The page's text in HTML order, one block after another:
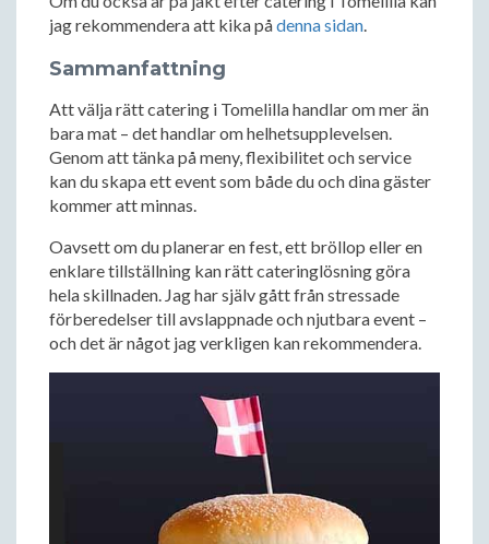
jag rekommendera att kika pådenna sidan.
Sammanfattning
Att välja rätt catering i Tomelilla handlar om mer än
bara mat – det handlar om helhetsupplevelsen.
Genom att tänka på meny, flexibilitet och service
kan du skapa ett event som både du och dina gäster
kommer att minnas.
Oavsett om du planerar en fest, ett bröllop eller en
enklare tillställning kan rätt cateringlösning göra
hela skillnaden. Jag har själv gått från stressade
förberedelser till avslappnade och njutbara event –
och det är något jag verkligen kan rekommendera.